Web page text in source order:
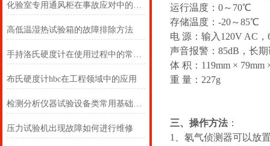
化验室专用通风柜在事故应对中的角色
高低温湿热试验箱的故障排除方法
手持洛氏硬度计在使用过程中的常见问题相应解决方法分享
布氏硬度计hbc在工程领域中的应用
检测分析仪器试验设备类常用基础英语词汇翻译
压力试验机出现故障如何进行维修
运行温度：0～70℃
存储温度：-20～85℃
电 源：输入120V AC
声音报警：85dB，长
体 积：119mm × 79mm
重 量：227g
三、操作方法 ：
1、氡气侦测器可以放